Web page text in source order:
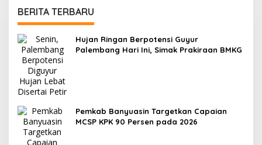
BERITA TERBARU
Hujan Ringan Berpotensi Guyur
Palembang Hari Ini, Simak Prakiraan BMKG
Pemkab Banyuasin Targetkan Capaian
MCSP KPK 90 Persen pada 2026